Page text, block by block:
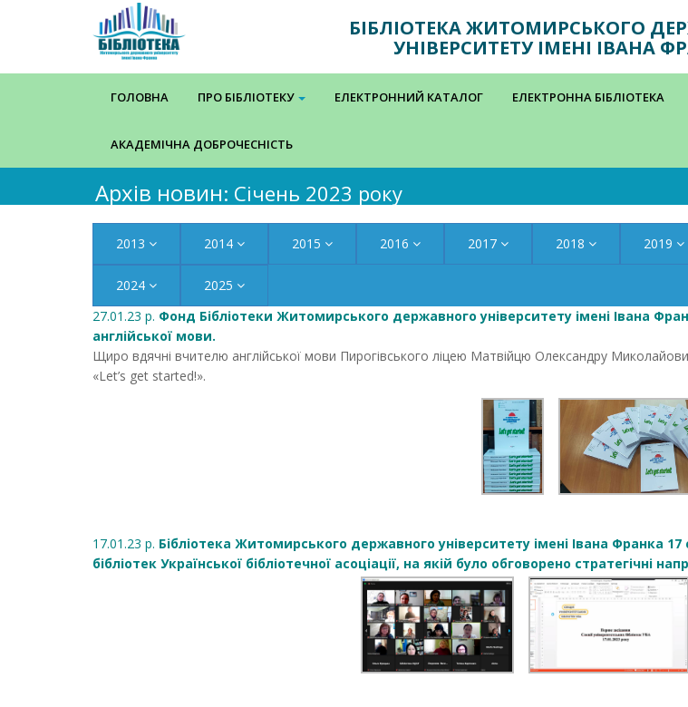
БІБЛІОТЕКА ЖИТОМИРСЬКОГО
УНІВЕРСИТЕТУ ІМЕНІ ІВАНА
ГОЛОВНА ПРО БІБЛІОТЕКУ ЕЛЕКТРОННИЙ КАТАЛОГ ЕЛЕКТРОННА БІБЛІОТЕКА
АКАДЕМІЧНА ДОБРОЧЕСНІСТЬ
Архів новин: Січень 2023 року
2013 2014 2015 2016 2017 2018 2019
2024
2025
27.01.23 р. Фонд Бібліотеки Житомирського державного університету імені Івана
англійської мови.
Щиро вдячні вчителю англійської мови Пирогівського ліцею Матвійцю Олександру
«Let’s get started!».
17.01.23 р. Бібліотека Житомирського державного університету імені Івана Франка
бібліотек Української бібліотечної асоціації, на якій було обговорено стратегічні